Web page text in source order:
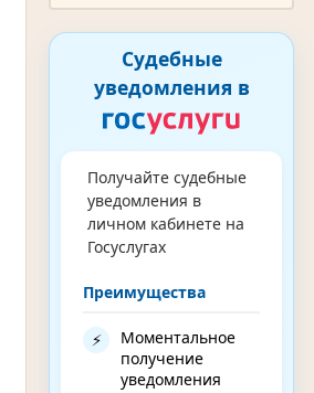
Судебные
уведомления в
Получайте судебные
уведомления в
личном кабинете на
Госуслугах
Преимущества
⚡
Моментальное
получение
уведомления